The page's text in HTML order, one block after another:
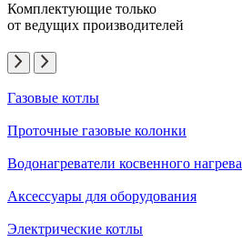
Комплектующие только
от ведущих производителей
Газовые котлы
Проточные газовые колонки
Водонагреватели косвенного нагрева
Аксессуары для оборудования
Электрические котлы